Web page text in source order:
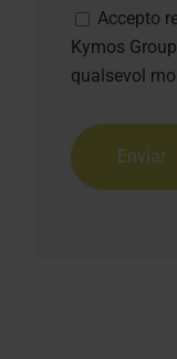
Accepto
Kymos
qualsevol